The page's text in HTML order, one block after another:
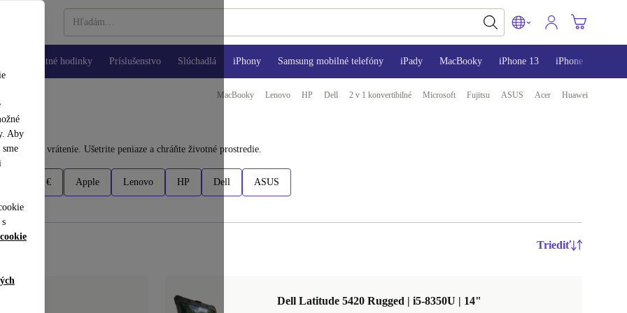
Aby
Inteligentné hodinky Príslušenstvo Slúchadlá iPhony Samsung mobilné telefóny iPady MacBooky iPhone 13 iPhone 14
MacBooky Lenovo HP Dell 2 v 1 konvertibilné Microsoft Fujitsu ASUS Acer Huawei
na vrátenie. Ušetrite peniaze a chráňte životné prostredie.
800+ € Apple Lenovo HP Dell ASUS
Triediť
Dell Latitude 5420 Rugged | i5-8350U | 14"